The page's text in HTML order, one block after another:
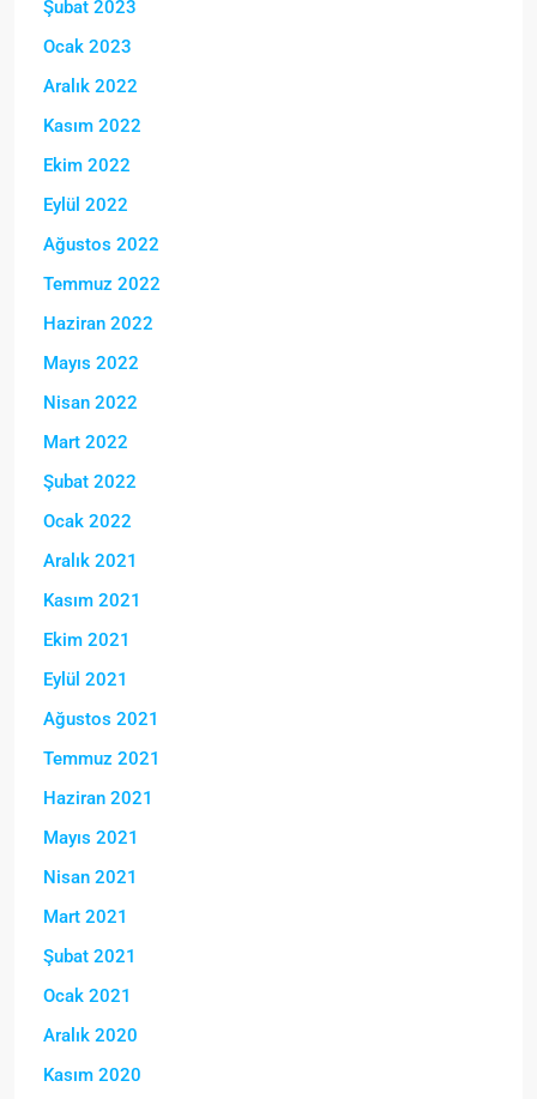
Şubat 2023
Ocak 2023
Aralık 2022
Kasım 2022
Ekim 2022
Eylül 2022
Ağustos 2022
Temmuz 2022
Haziran 2022
Mayıs 2022
Nisan 2022
Mart 2022
Şubat 2022
Ocak 2022
Aralık 2021
Kasım 2021
Ekim 2021
Eylül 2021
Ağustos 2021
Temmuz 2021
Haziran 2021
Mayıs 2021
Nisan 2021
Mart 2021
Şubat 2021
Ocak 2021
Aralık 2020
Kasım 2020